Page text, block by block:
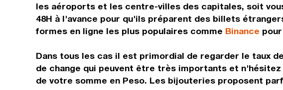
les aéroports et les centre-villes des capitales, soit
48H à l'avance pour qu'ils préparent des billets
formes en ligne les plus populaires comme Binance
Dans tous les cas il est primordial de regarder le taux
de change qui peuvent être très importants et
de votre somme en Peso. Les bijouteries proposent